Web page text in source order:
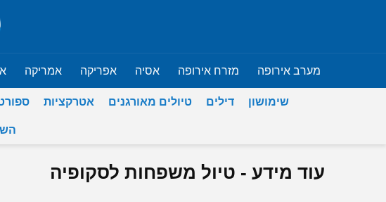
מערב אירופה מזרח אירופה אסיה אפריקה אמריקה
שימושון דילים טיולים מאורגנים אטרקציות
עוד מידע - טיול משפחות לסקופיה